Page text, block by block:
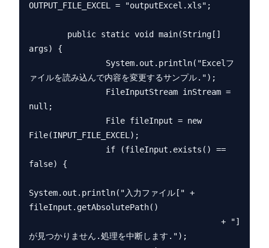
OUTPUT_FILE_EXCEL = "outputExcel.xls";
args) {
ァイルを読み込んで内容を変更するサンプル.");
null;
File(INPUT_FILE_EXCEL);
false) {
System.out.println("入力ファイル[" +
fileInput.getAbsolutePath()
が見つかりません.処理を中断します.");